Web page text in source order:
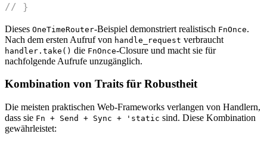
// }
Dieses OneTimeRouter-Beispiel demonstriert realistisch FnOnce.
Nach dem ersten Aufruf von handle_request verbraucht
handler.take() die FnOnce-Closure und macht sie für
nachfolgende Aufrufe unzugänglich.
Kombination von Traits für Robustheit
Die meisten praktischen Web-Frameworks verlangen von Handlern,
dass sie Fn + Send + Sync + 'static sind. Diese Kombination
gewährleistet: